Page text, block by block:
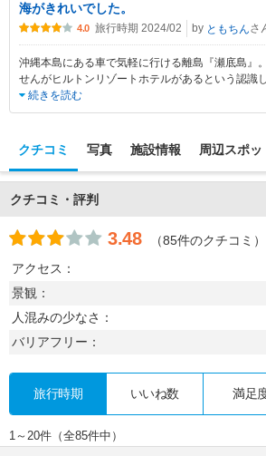
海がきれいでした。
4.0 旅行時期 2024/02 by ともちんさ
沖縄本島にある車で気軽に行ける離島『瀬底島』
せんがヒルトンリゾートホテルがあるという認識
続きを読む
クチコミ 写真 施設情報 周辺スポッ
クチコミ・評判
3.48
（85件のクチコミ）
アクセス：
景観：
人混みの少なさ：
バリアフリー：
旅行時期 いいね数 満足
1～20件（全85件中）